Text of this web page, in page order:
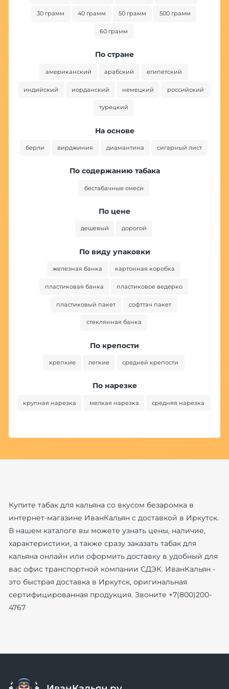
30 грамм 40 грамм 50 грамм 500 грамм
60 грамм
По стране
американский арабский египетский
индийский иорданский немецкий российский
турецкий
На основе
берли вирджиния диамантина сигарный лист
По содержанию табака
бестабачные смеси
По цене
дешевый дорогой
По виду упаковки
железная банка картонная коробка
пластиковая банка пластиковое ведерко
пластиковый пакет софттач пакет
стеклянная банка
По крепости
крепкие легкие средней крепости
По нарезке
крупная нарезка мелкая нарезка средняя нарезка
Купите табак для кальяна со вкусом безаромка в
интернет-магазине ИванКальян с доставкой в Иркутск.
В нашем каталоге вы можете узнать цены, наличие,
характеристики, а также сразу заказать табак для
кальяна онлайн или оформить доставку в удобный для
вас офис транспортной компании СДЭК. ИванКальян -
это быстрая доставка в Иркутск, оригинальная
сертифицированная продукция. Звоните +7(800)200-
4767